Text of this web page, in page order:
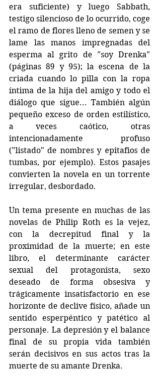
era suficiente) y luego Sabbath,
testigo silencioso de lo ocurrido, coge
el ramo de flores lleno de semen y se
lame las manos impregnadas del
esperma al grito de "soy Drenka"
(páginas 89 y 95); la escena de la
criada cuando lo pilla con la ropa
íntima de la hija del amigo y todo el
diálogo que sigue... También algún
pequeño exceso de orden estilístico,
a veces caótico, otras
intencionadamente profuso
("listado" de nombres y epitafios de
tumbas, por ejemplo). Estos pasajes
convierten la novela en un torrente
irregular, desbordado.
Un tema presente en muchas de las
novelas de Philip Roth es la vejez,
con la decrepitud final y la
proximidad de la muerte; en este
libro, el determinante carácter
sexual del protagonista, sexo
deseado de forma obsesiva y
trágicamente insatisfactorio en ese
horizonte de declive físico, añade un
sentido esperpéntico y patético al
personaje. La depresión y el balance
final de su propia vida también
serán decisivos en sus actos tras la
muerte de su amante Drenka.